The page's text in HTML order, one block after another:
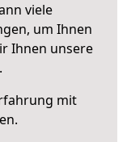
viele
um Ihnen
Ihnen unsere
mit
.